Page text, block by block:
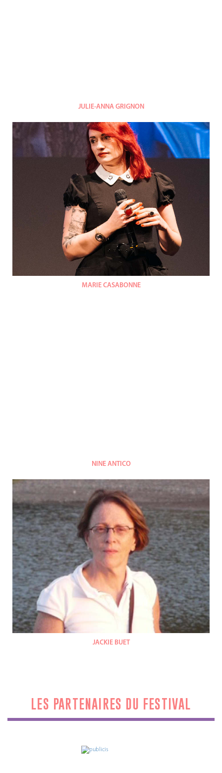
JULIE-ANNA GRIGNON
MARIE CASABONNE
NINE ANTICO
JACKIE BUET
LES PARTENAIRES DU FESTIVAL